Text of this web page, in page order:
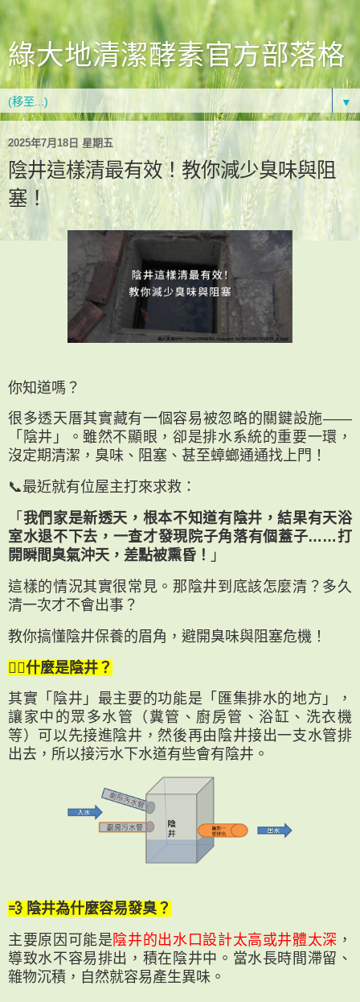
綠大地清潔酵素官方部落格
▼
2025年7月18日 星期五
陰井這樣清最有效！教你減少臭味與阻
塞！
你知道嗎？
很多透天厝其實藏有一個容易被忽略的關鍵設施——
「陰井」。雖然不顯眼，卻是排水系統的重要一環，
沒定期清潔，臭味、阻塞、甚至蟑螂通通找上門！
📞最近就有位屋主打來求救：
「 我們家是新透天，根本不知道有陰井，結果有天浴
室水退不下去，一查才發現院子角落有個蓋子……打
開瞬間臭氣沖天，差點被熏昏！ 」
這樣的情況其實很常見。那陰井到底該怎麼清？多久
清一次才不會出事？
教你搞懂陰井保養的眉角，避開臭味與阻塞危機！
🙋‍♂️什麼是陰井？
其實「陰井」最主要的功能是「匯集排水的地方」，
讓家中的眾多水管（糞管、廚房管、浴缸、洗衣機
等）可以先接進陰井，然後再由陰井接出一支水管排
出去，所以接污水下水道有些會有陰井。
💨 陰井為什麼容易發臭？
主要原因可能是 陰井的出水口設計太高或井體太深 ，
導致水不容易排出，積在陰井中。當水長時間滯留、
雜物沉積，自然就容易產生異味。